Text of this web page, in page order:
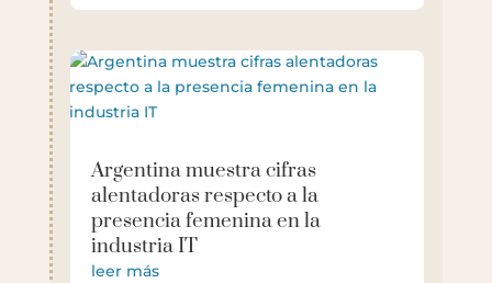
Argentina muestra cifras
alentadoras respecto a la
presencia femenina en la
industria IT
leer más